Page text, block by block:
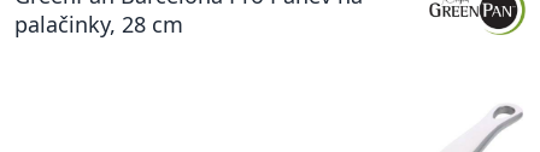
palačinky, 28 cm